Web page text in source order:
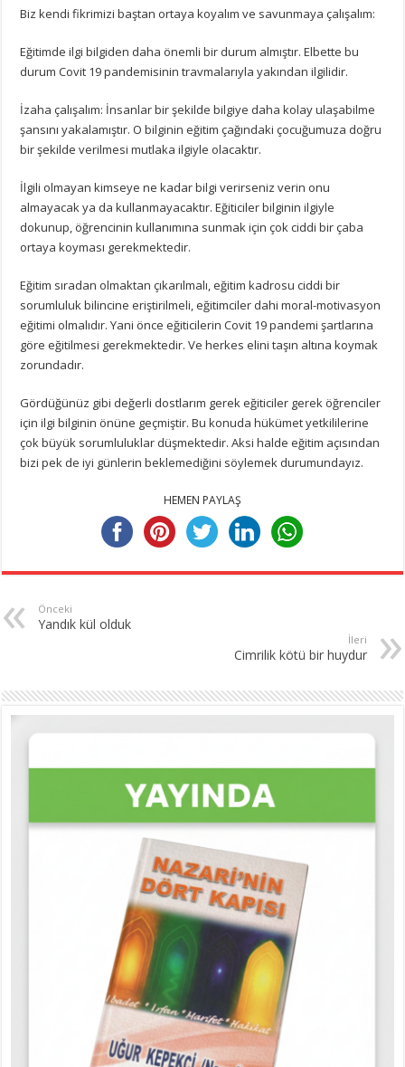
Biz kendi fikrimizi baştan ortaya koyalım ve savunmaya çalışalım:
Eğitimde ilgi bilgiden daha önemli bir durum almıştır. Elbette bu
durum Covit 19 pandemisinin travmalarıyla yakından ilgilidir.
İzaha çalışalım: İnsanlar bir şekilde bilgiye daha kolay ulaşabilme
şansını yakalamıştır. O bilginin eğitim çağındaki çocuğumuza doğru
bir şekilde verilmesi mutlaka ilgiyle olacaktır.
İlgili olmayan kimseye ne kadar bilgi verirseniz verin onu
almayacak ya da kullanmayacaktır. Eğiticiler bilginin ilgiyle
dokunup, öğrencinin kullanımına sunmak için çok ciddi bir çaba
ortaya koyması gerekmektedir.
Eğitim sıradan olmaktan çıkarılmalı, eğitim kadrosu ciddi bir
sorumluluk bilincine eriştirilmeli, eğitimciler dahi moral-motivasyon
eğitimi olmalıdır. Yani önce eğiticilerin Covit 19 pandemi şartlarına
göre eğitilmesi gerekmektedir. Ve herkes elini taşın altına koymak
zorundadır.
Gördüğünüz gibi değerli dostlarım gerek eğiticiler gerek öğrenciler
için ilgi bilginin önüne geçmiştir. Bu konuda hükümet yetkililerine
çok büyük sorumluluklar düşmektedir. Aksi halde eğitim açısından
bizi pek de iyi günlerin beklemediğini söylemek durumundayız.
HEMEN PAYLAŞ
Önceki
Yandık kül olduk
İleri
Cimrilik kötü bir huydur